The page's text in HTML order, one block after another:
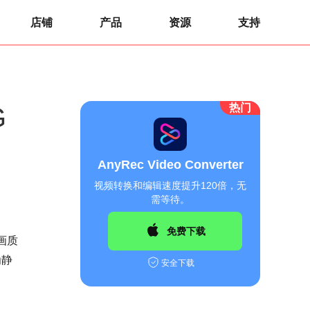
店铺 产品 资源 支持
热门
AnyRec Video Converter
视频转换和编辑速度提升120倍，无
需等待。
免费下载
安全下载
质